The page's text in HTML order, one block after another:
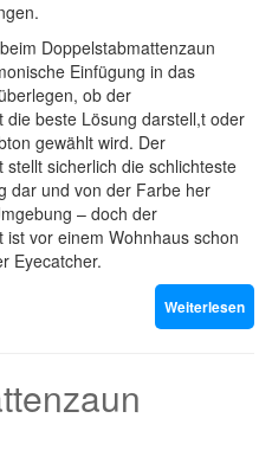
Doppelstabmattenzaun
Einfügung in das
ob der
beste Lösung darstell,t oder
gewählt wird. Der
sicherlich die schlichteste
dar und von der Farbe her
– doch der
vor einem Wohnhaus schon
Eyecatcher.
Weiterlesen